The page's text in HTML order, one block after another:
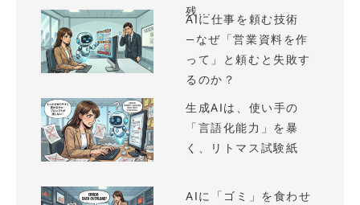
残...
AIに仕事を頼む技術
—なぜ「営業資料を作
って」と頼むと失敗す
るのか？
生成AIは、使い手の
「言語化能力」を暴
く、リトマス試験紙
AIに「ゴミ」を食わせ